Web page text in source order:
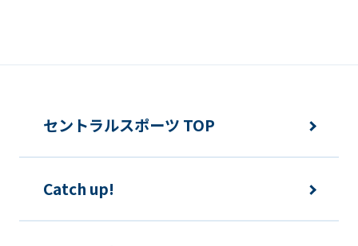
セントラルスポーツ TOP
Catch up!